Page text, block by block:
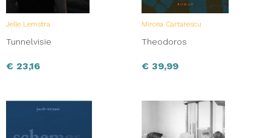
Jelle Lemstra
Tunnelvisie
€ 23,16
Mircea Cartarescu
Theodoros
€ 39,99